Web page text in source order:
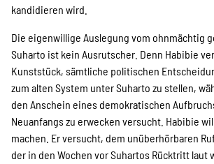
Suche
kandidieren wird.
Die eigenwillige Auslegung vom ohnmächtig
Suharto ist kein Ausrutscher. Denn Habibie
Kunststück, sämtliche politischen
zum alten System unter Suharto zu stellen,
den Anschein eines demokratischen
Neuanfangs zu erwecken versucht. Habibie
machen. Er versucht, dem unüberhörbaren
der in den Wochen vor Suhartos Rücktritt laut